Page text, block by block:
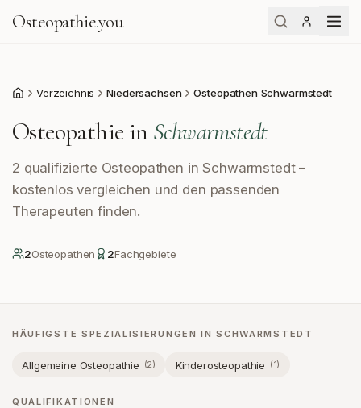
Osteopathie.you
Start Verzeichnis Niedersachsen Osteopathen Schwarmstedt
Osteopathie in Schwarmstedt
2 qualifizierte Osteopathen in Schwarmstedt –
kostenlos vergleichen und den passenden
Therapeuten finden.
2Osteopathen 2Fachgebiete
HÄUFIGSTE SPEZIALISIERUNGEN INSCHWARMSTEDT
Allgemeine Osteopathie (2) Kinderosteopathie (1)
QUALIFIKATIONEN